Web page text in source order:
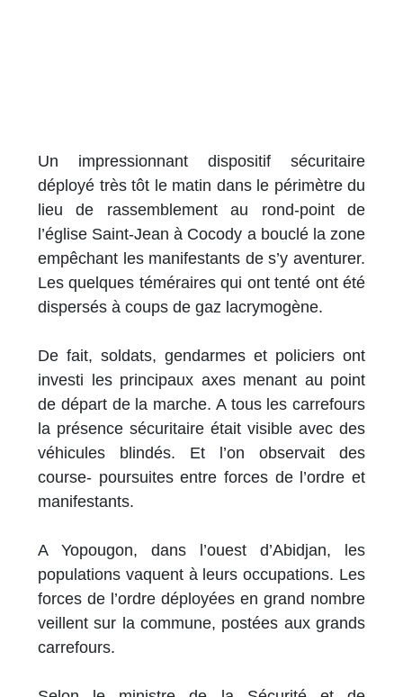
Un impressionnant dispositif sécuritaire
déployé très tôt le matin dans le périmètre du
lieu de rassemblement au rond-point de
l’église Saint-Jean à Cocody a bouclé la zone
empêchant les manifestants de s’y aventurer.
Les quelques téméraires qui ont tenté ont été
dispersés à coups de gaz lacrymogène.
De fait, soldats, gendarmes et policiers ont
investi les principaux axes menant au point
de départ de la marche. A tous les carrefours
la présence sécuritaire était visible avec des
véhicules blindés. Et l’on observait des
course- poursuites entre forces de l’ordre et
manifestants.
A Yopougon, dans l’ouest d’Abidjan, les
populations vaquent à leurs occupations. Les
forces de l’ordre déployées en grand nombre
veillent sur la commune, postées aux grands
carrefours.